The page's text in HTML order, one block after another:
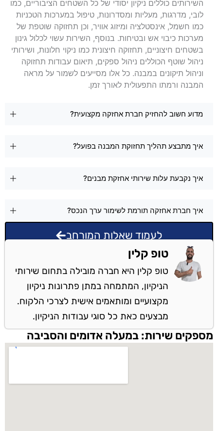
השירותים כוללים ניקיון יסודי של כל השטחים הציבוריים, כמו
לובי, מדרגות, מעליות ומסדרונות, טיפול במערכות הטכניות
כמו חשמל, אינסטלציה ומיזוג אוויר, וכן תחזוקה שוטפת של
מערכות כיבוי אש ובטיחות. בנוסף, השירות עשוי לכלול גינון
בשטחים חיצוניים, תחזוקה חיצונית כמו ניקוי חלונות, ושירותי
ניהול שוטף הכוללים ניהול ספקים, תיאום עבודות תחזוקה
וניהול תיקונים במבנה. כל אלו מסייעים לשמור על מראה
המבנה ורמתו התפעולית לאורך זמן.
מדוע חשוב להחזיק חברת אחזקה מקצועית?
איך מתבצע תהליך תחזוקת המבנה בפועל?
איך נקבעת עלות שירותי אחזקת מבנים?
איך חברת אחזקה תורמת לשימור ערך הנכס?
לעמוד שאלות המורחב
טופ קלין
טופ קלין היא חברה מובילה בתחום שירותי
הניקיון, המתמחה במתן פתרונות ניקיון
מקצועיים ומותאמים אישית לצרכי הלקוח.
מבצעים כאת כל סוגי עבודות הניקיון.
מספקים שירות: במעלה אדומים והסביבה